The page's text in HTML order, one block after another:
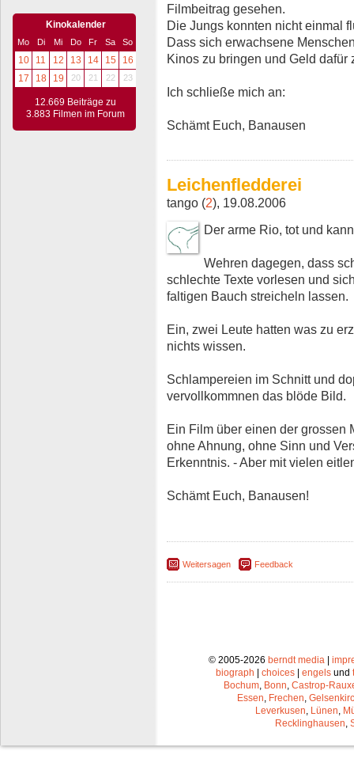
Kinokalender
Mo Di Mi Do Fr Sa So
10 11 12 13 14 15
16
17
18 19 20 21 22 23
12.669 Beiträge zu
3.883 Filmen im Forum
Filmbeitrag gesehen.
Die Jungs konnten nicht einmal
Dass sich erwachsene
Kinos zu bringen und Geld dafür
Ich schließe mich an:
Schämt Euch, Banausen
Leichenfledderei
tango (2), 19.08.2006
Der arme Rio, tot und
Wehren dagegen, dass
schlechte Texte vorlesen und
faltigen Bauch streicheln lassen.
Ein, zwei Leute hatten was zu
nichts wissen.
Schlampereien im Schnitt und
vervollkommnen das blöde Bild.
Ein Film über einen der grossen
ohne Ahnung, ohne Sinn und
Erkenntnis. - Aber mit vielen
Schämt Euch, Banausen!
Weitersagen Feedback
© 2005-2026 berndt media |
biograph | choices | engels und
Bochum Bonn Castrop-
Essen Frechen
Leverkusen Lünen
Recklinghausen